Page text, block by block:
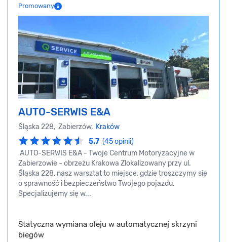
Promowany
AUTO-SERWIS E&A
Śląska 228, Zabierzów, Kraków
5.7 (45 opinii)
AUTO-SERWIS E&A - Twoje Centrum Motoryzacyjne w
Zabierzowie - obrzeżu Krakowa Zlokalizowany przy ul.
Śląska 228, nasz warsztat to miejsce, gdzie troszczymy się
o sprawność i bezpieczeństwo Twojego pojazdu.
Specjalizujemy się w...
Statyczna wymiana oleju w automatycznej skrzyni
biegów